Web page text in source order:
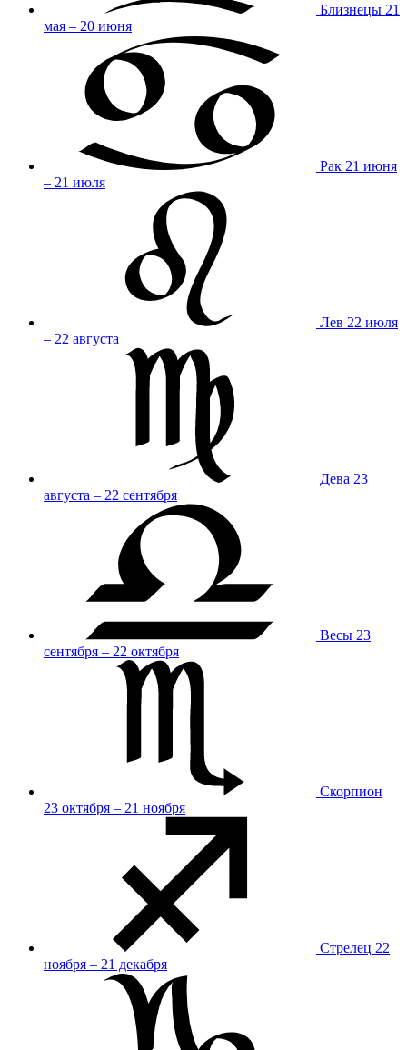
Близнецы 21
мая – 20 июня
Рак 21 июня
– 21 июля
Лев 22 июля
– 22 августа
Дева 23
августа – 22 сентября
Весы 23
сентября – 22 октября
Скорпион
23 октября – 21 ноября
Стрелец 22
ноября – 21 декабря